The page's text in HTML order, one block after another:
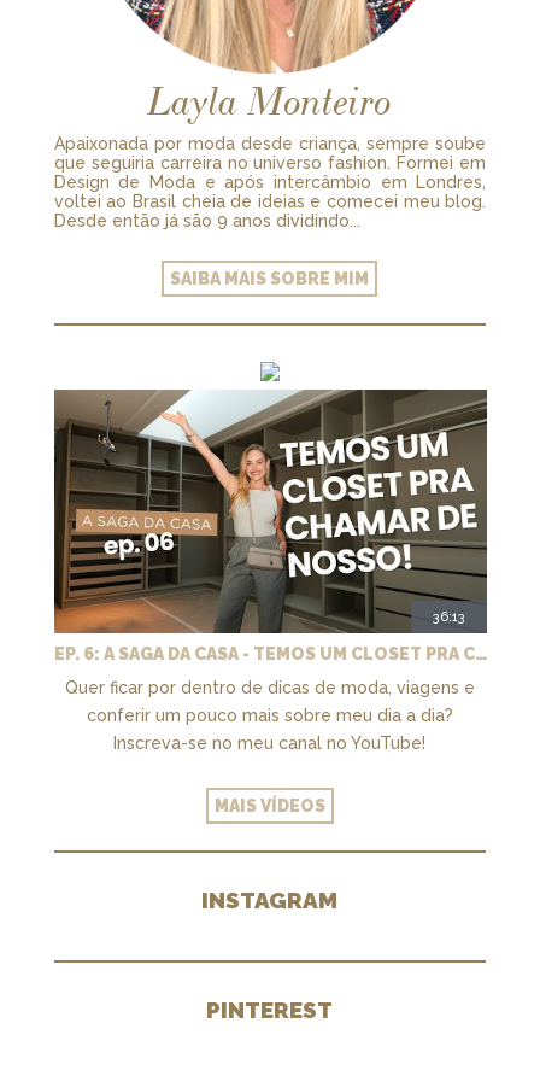
Layla Monteiro
Apaixonada por moda desde criança, sempre soube
que seguiria carreira no universo fashion. Formei em
Design de Moda e após intercâmbio em Londres,
voltei ao Brasil cheia de ideias e comecei meu blog.
Desde então já são 9 anos dividindo...
SAIBA MAIS SOBRE MIM
36:13
EP. 6: A SAGA DA CASA - TEMOS UM CLOSET PRA CHAMAR DE NOSSO + MARCENARIA E PAISAGISMO
Quer ficar por dentro de dicas de moda, viagens e
conferir um pouco mais sobre meu dia a dia?
Inscreva-se no meu canal no YouTube!
MAIS VÍDEOS
INSTAGRAM
PINTEREST